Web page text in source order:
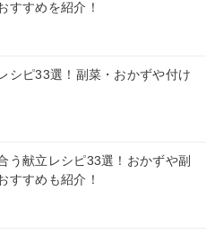
すすめを紹介！
シピ33選！副菜・おかずや付け
う献立レシピ33選！おかずや副
すすめも紹介！